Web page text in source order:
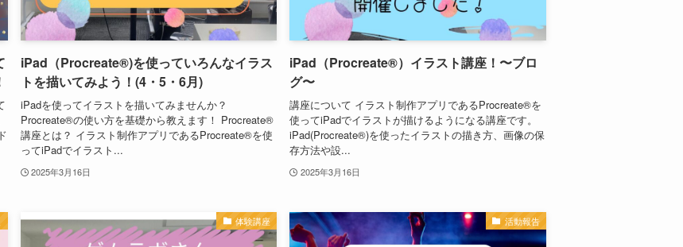
iPad（Procreate®)を使っていろんなイラス
トを描いてみよう！(4・5・6月)
iPadを使ってイラストを描いてみませんか？
Procreate®の使い方を基礎から教えます！ Procreate®
講座とは？ イラスト制作アプリであるProcreate®を使
ってiPadでイラスト...
2025年3月16日
iPad（Procreate®）イラスト講座！〜ブロ
グ〜
講座について イラスト制作アプリであるProcreate®を
使ってiPadでイラストが描けるようになる講座です。
iPad(Procreate®)を使ったイラストの描き方、画像の保
存方法や設...
2025年3月16日
体験講座 活動報告